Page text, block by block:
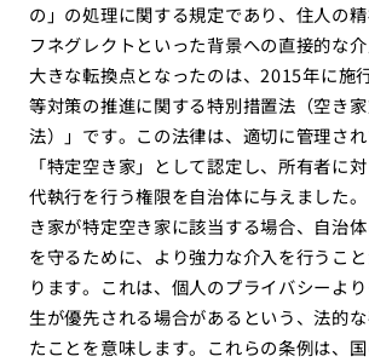
の」の処理に関する規定であり、住人の
フネグレクトといった背景への直接的な介
大きな転換点となったのは、2015年に施
等対策の推進に関する特別措置法（空き
法）」です。この法律は、適切に管理さ
「特定空き家」として認定し、所有者に
代執行を行う権限を自治体に与えました
き家が特定空き家に該当する場合、自治体
を守るために、より強力な介入を行うこ
ります。これは、個人のプライバシーよ
生が優先される場合があるという、法的
たことを意味します。これらの条例は、